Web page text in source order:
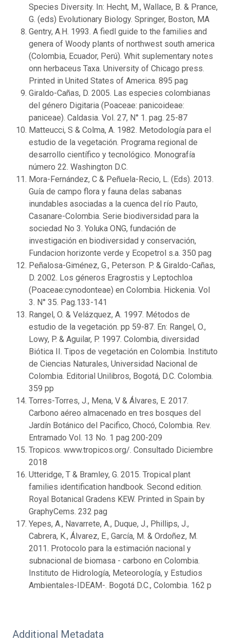
Species Diversity. In: Hecht, M., Wallace, B. & Prance,
G. (eds) Evolutionary Biology. Springer, Boston, MA
Gentry, A.H. 1993. A fiedl guide to the families and
genera of Woody plants of northwest south america
(Colombia, Ecuador, Perú). Whit suplementary notes
onn herbaceus Taxa. University of Chicago press.
Printed in United States of America. 895 pag
Giraldo-Cañas, D. 2005. Las especies colombianas
del género Digitaria (Poaceae: panicoideae:
paniceae). Caldasia. Vol. 27, N° 1. pag. 25-87
Matteucci, S & Colma, A. 1982. Metodología para el
estudio de la vegetación. Programa regional de
desarrollo científico y tecnológico. Monografía
número 22. Washington D.C.
Mora-Fernández, C & Peñuela-Recio, L. (Eds). 2013.
Guía de campo flora y fauna delas sabanas
inundables asociadas a la cuenca del río Pauto,
Casanare-Colombia. Serie biodiversidad para la
sociedad No 3. Yoluka ONG, fundación de
investigación en biodiversidad y conservación,
Fundacion horizonte verde y Ecopetrol s.a. 350 pag
Peñalosa-Giménez, G., Peterson. P. & Giraldo-Cañas,
D. 2002. Los géneros Eragrostis y Leptochloa
(Poaceae:cynodonteae) en Colombia. Hickenia. Vol
3. N° 35. Pag.133-141
Rangel, O. & Velázquez, A. 1997. Métodos de
estudio de la vegetación. pp 59-87. En: Rangel, O.,
Lowy, P. & Aguilar, P. 1997. Colombia, diversidad
Biótica II. Tipos de vegetación en Colombia. Instituto
de Ciencias Naturales, Universidad Nacional de
Colombia. Editorial Unilibros, Bogotá, D.C. Colombia.
359 pp
Torres-Torres, J., Mena, V & Álvares, E. 2017.
Carbono aéreo almacenado en tres bosques del
Jardín Botánico del Pacifico, Chocó, Colombia. Rev.
Entramado Vol. 13 No. 1 pag 200-209
Tropicos. www.tropicos.org/. Consultado Diciembre
2018
Utteridge, T & Bramley, G. 2015. Tropical plant
families identification handbook. Second edition.
Royal Botanical Gradens KEW. Printed in Spain by
GraphyCems. 232 pag
Yepes, A., Navarrete, A., Duque, J., Phillips, J.,
Cabrera, K., Álvarez, E., García, M. & Ordoñez, M.
2011. Protocolo para la estimación nacional y
subnacional de biomasa - carbono en Colombia.
Instituto de Hidrología, Meteorología, y Estudios
Ambientales-IDEAM-. Bogotá D.C., Colombia. 162 p
Additional Metadata